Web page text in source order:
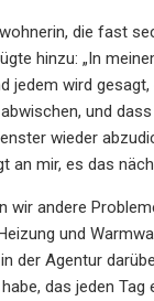
die fast
hinzu: „In
jedem wird gesagt,
und
wieder
an mir, es das
wir andere
und
der Agentur
das jeden Tag